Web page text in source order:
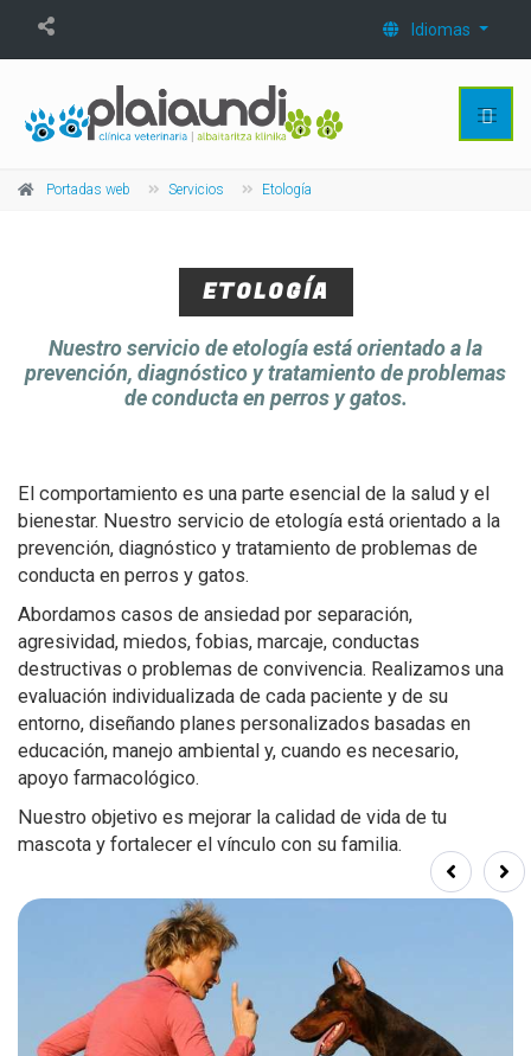
Idiomas
Portadas web Servicios Etología
ETOLOGÍA
Nuestro servicio de etología está orientado a la
prevención, diagnóstico y tratamiento de problemas
de conducta en perros y gatos.
El comportamiento es una parte esencial de la salud y el
bienestar. Nuestro servicio de etología está orientado a la
prevención, diagnóstico y tratamiento de problemas de
conducta en perros y gatos.
Abordamos casos de ansiedad por separación,
agresividad, miedos, fobias, marcaje, conductas
destructivas o problemas de convivencia. Realizamos una
evaluación individualizada de cada paciente y de su
entorno, diseñando planes personalizados basadas en
educación, manejo ambiental y, cuando es necesario,
apoyo farmacológico.
Nuestro objetivo es mejorar la calidad de vida de tu
mascota y fortalecer el vínculo con su familia.
Prev Next